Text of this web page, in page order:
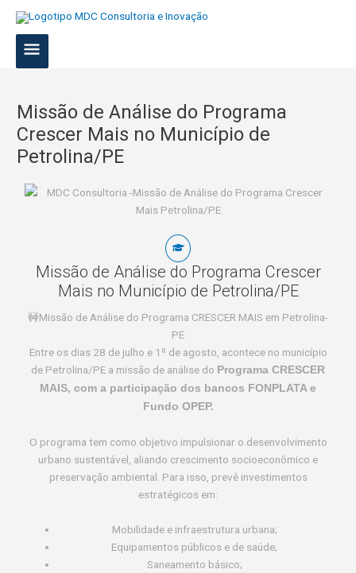
para
Menu
Principal
Missão de Análise do Programa
Crescer Mais no Município de
Petrolina/PE
Missão de Análise do Programa Crescer
Mais no Município de Petrolina/PE
🚧Missão de Análise do Programa CRESCER MAIS em Petrolina-
PE
Entre os dias 28 de julho e 1º de agosto, acontece no município
de Petrolina/PE a missão de análise do Programa CRESCER
MAIS, com a participação dos bancos FONPLATA e
Fundo OPEP.
O programa tem como objetivo impulsionar o desenvolvimento
urbano sustentável, aliando crescimento socioeconômico e
preservação ambiental. Para isso, prevê investimentos
estratégicos em:
Mobilidade e infraestrutura urbana;
Equipamentos públicos e de saúde;
Saneamento básico;